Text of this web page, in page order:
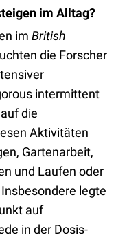
im Alltag?
im British
die Forscher
intermittent
die
Aktivitäten
Gartenarbeit,
und Laufen oder
legte
auf
in der Dosis-